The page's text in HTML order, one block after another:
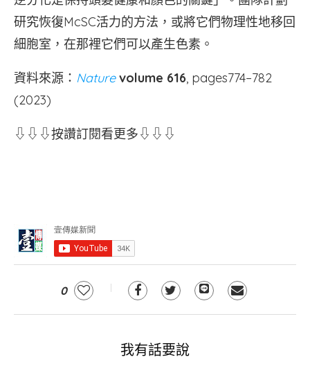
研究恢復McSC活力的方法，或將它們物理性地移回
細胞室，在那裡它們可以產生色素。
資料來源： Nature volume 616, pages774–782
(2023)
⇩⇩⇩按讚訂閱看更多⇩⇩⇩
0
我有話要說